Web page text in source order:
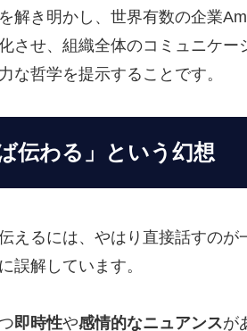
解き明かし、世界有数の企業
させ、組織全体のコミュニケー
な哲学を提示することです。
伝わる」という幻想
えるには、やはり直接話すの
誤解しています。
即時性や感情的なニュアンスが